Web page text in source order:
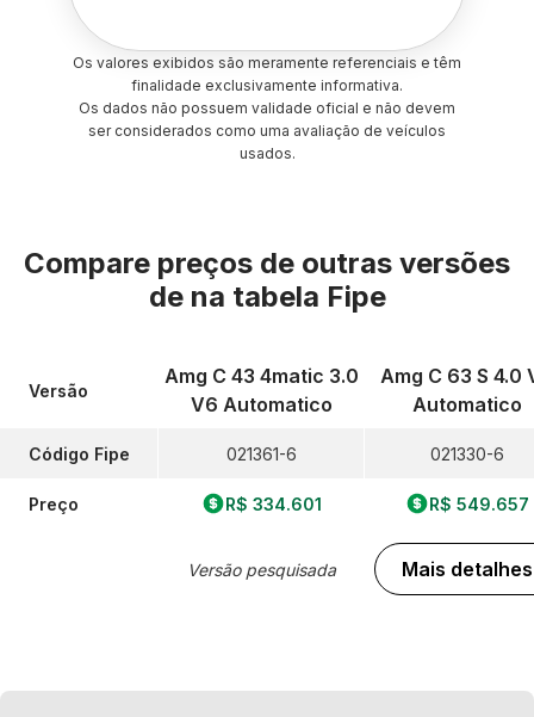
Os valores exibidos são meramente referenciais e têm
finalidade exclusivamente informativa.
Os dados não possuem validade oficial e não devem
ser considerados como uma avaliação de veículos
usados.
Compare preços de outras versões
de na tabela Fipe
Versão
Código Fipe
Preço
Amg C 43 4matic 3.0
V6 Automatico
021361-6
R$ 334.601
Versão pesquisada
Amg C 63 S 4.0
Automatico
021330-6
R$ 549.657
Mais detalhes